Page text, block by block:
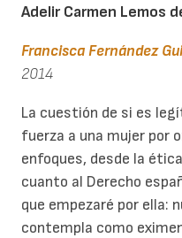
Adelir Carmen Lemos
Francisca Fernández
2014
La cuestión de si es
fuerza a una mujer por
enfoques, desde la
cuanto al Derecho
que empezaré por ella:
contempla como